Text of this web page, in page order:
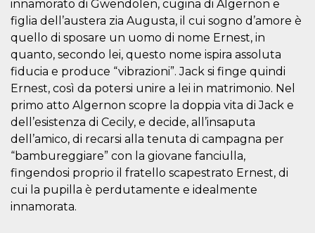
innamorato di Gwendolen, cugina di Algernon e
figlia dell’austera zia Augusta, il cui sogno d’amore è
quello di sposare un uomo di nome Ernest, in
quanto, secondo lei, questo nome ispira assoluta
fiducia e produce “vibrazioni”. Jack si finge quindi
Ernest, così da potersi unire a lei in matrimonio. Nel
primo atto Algernon scopre la doppia vita di Jack e
dell’esistenza di Cecily, e decide, all’insaputa
dell’amico, di recarsi alla tenuta di campagna per
“bambureggiare” con la giovane fanciulla,
fingendosi proprio il fratello scapestrato Ernest, di
cui la pupilla è perdutamente e idealmente
innamorata.
stato di accesso
per un utente
tra le pagine.
m
Stripe
m.stripe.com
1 anno 1
mese
Questo cookie
viene
utilizzato per le
prestazioni e
l'ottimizzazione
dei servizi di
elaborazione
dei pagamenti,
memorizzazione
sul browser per
rendere le
pagine più
veloci.
CookieScriptConsent